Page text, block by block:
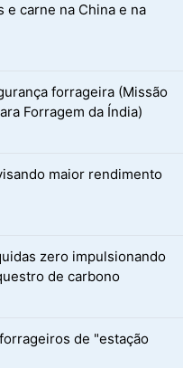
e carne na China e na
forrageira (Missão
Forragem da Índia)
maior rendimento
zero impulsionando
de carbono
de "estação